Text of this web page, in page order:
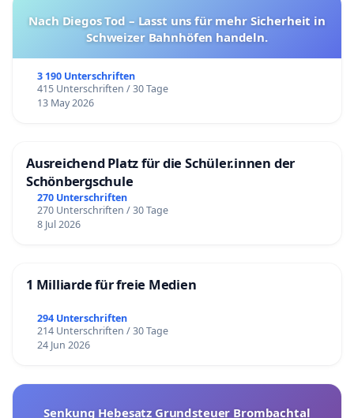
Nach Diegos Tod – Lasst uns für mehr Sicherheit in
Schweizer Bahnhöfen handeln.
3 190 Unterschriften
415 Unterschriften / 30 Tage
13 May 2026
Ausreichend Platz für die Schüler.innen der
Schönbergschule
270 Unterschriften
270 Unterschriften / 30 Tage
8 Jul 2026
1 Milliarde für freie Medien
294 Unterschriften
214 Unterschriften / 30 Tage
24 Jun 2026
Senkung Hebesatz Grundsteuer Brombachtal